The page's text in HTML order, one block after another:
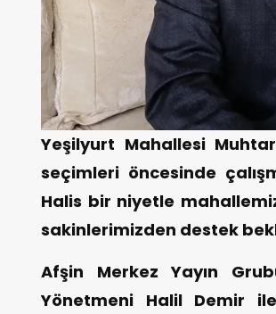
Yeşilyurt Mahallesi
seçimleri öncesinde
Halis bir niyetle
sakinlerimizden destek
Afşin Merkez Yayın
Yönetmeni Halil Demir